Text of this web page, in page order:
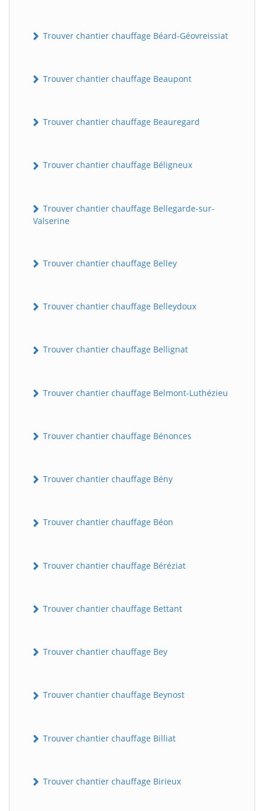
Trouver chantier chauffage Béard-Géovreissiat
Trouver chantier chauffage Beaupont
Trouver chantier chauffage Beauregard
Trouver chantier chauffage Béligneux
Trouver chantier chauffage Bellegarde-sur-
Valserine
Trouver chantier chauffage Belley
Trouver chantier chauffage Belleydoux
Trouver chantier chauffage Bellignat
Trouver chantier chauffage Belmont-Luthézieu
Trouver chantier chauffage Bénonces
Trouver chantier chauffage Bény
Trouver chantier chauffage Béon
Trouver chantier chauffage Béréziat
Trouver chantier chauffage Bettant
Trouver chantier chauffage Bey
Trouver chantier chauffage Beynost
Trouver chantier chauffage Billiat
Trouver chantier chauffage Birieux